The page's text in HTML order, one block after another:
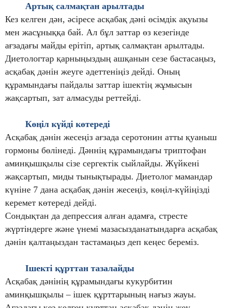
Артық салмақтан арылтады
Кез келген дән, әсіресе асқабақ дәні өсімдік ақуызы
мен жасұныққа бай. Ал бұл заттар өз кезегінде
ағзадағы майды ерітіп, артық салмақтан арылтады.
Диетологтар қарныңыздың ашқанын сезе бастасаңыз,
асқабақ дәнін жеуге әдеттеніңіз дейді. Оның
құрамындағы пайдалы заттар ішектің жұмысын
жақсартып, зат алмасуды реттейді.
Көңіл күйді көтереді
Асқабақ дәнін жесеңіз ағзада серотонин атты қуаныш
гормоны бөлінеді. Дәннің құрамындағы триптофан
аминқышқылы сізе сергектік сыйлайды. Жүйкені
жақсартып, миды тынықтырады. Диетолог мамандар
күніне 7 дана асқабақ дәнін жесеңіз, көңіл-күйіңізді
керемет көтереді дейді.
Сондықтан да депрессия алған адамға, стресте
жүртіндерге және үнемі мазасызданатындарға асқабақ
дәнін қалтаңыздан тастамаңыз деп кеңес береміз.
Ішекті құрттан тазалайды
Асқабақ дәнінің құрамындағы кукурбитин
аминқышқылы – ішек құрттарының нағыз жауы.